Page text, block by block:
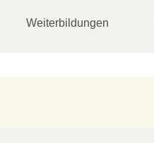
Weiterbildungen